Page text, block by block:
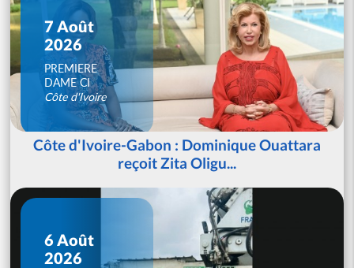
7 Août
2026
PREMIERE
DAME CI
Côte d'Ivoire
Côte d'Ivoire-Gabon : Dominique Ouattara
reçoit Zita Oligu...
6 Août
2026